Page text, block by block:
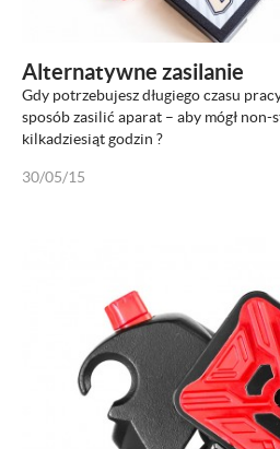
Alternatywne zasilanie
Gdy potrzebujesz długiego czasu
sposób zasilić aparat – aby mógł
kilkadziesiąt godzin ?
30/05/15